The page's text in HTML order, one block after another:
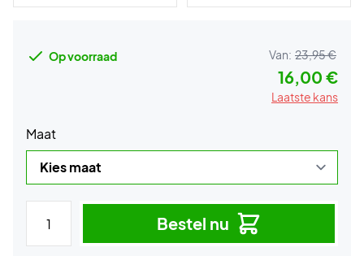
Op voorraad Van: 23,95 €
16,00 €
Laatste kans
Maat
Bestel nu